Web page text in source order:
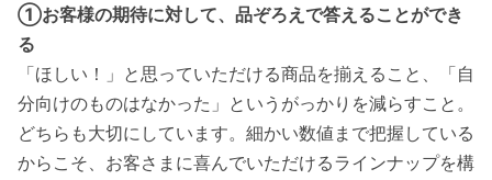
①お客様の期待に対して、品ぞろえで答えることができ
る
「ほしい！」と思っていただける商品を揃えること、「自
分向けのものはなかった」というがっかりを減らすこと。
どちらも大切にしています。細かい数値まで把握している
からこそ、お客さまに喜んでいただけるラインナップを構